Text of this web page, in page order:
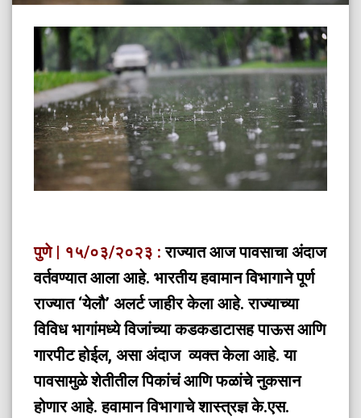
पुणे | १५/०३/२०२३ :राज्यात आज पावसाचा अंदाज
वर्तवण्यात आला आहे. भारतीय हवामान विभागाने पूर्ण
राज्यात ‘येलौ’ अलर्ट जाहीर केला आहे. राज्याच्या
विविध भागांमध्ये विजांच्या कडकडाटासह पाऊस आणि
गारपीट होईल, असा अंदाज व्यक्त केला आहे. या
पावसामुळे शेतीतील पिकांचं आणि फळांचे नुकसान
होणार आहे. हवामान विभागाचे शास्त्रज्ञ के.एस.